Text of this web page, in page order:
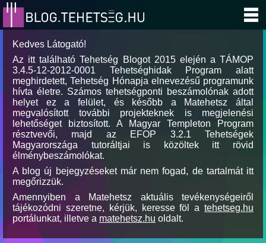
Kedves Látogató!
Az itt található Tehetség Blogot 2015 elején a TÁMOP
3.4.5-12-2012-0001 Tehetséghidak Program alatt
meghirdetett, Tehetség Hónapja elnevezésű programunk
hívta életre. Számos tehetségponti beszámolónak adott
helyet ez a felület, és később a Matehetsz által
megvalósított további projekteknek is megjelenési
lehetőséget biztosított. A Magyar Templeton Program
résztvevői, majd az EFOP 3.2.1 Tehetségek
Magyarországa tutoráltjai is közöltek itt rövid
élménybeszámolókat.
A blog új bejegyzéseket már nem fogad, de tartalmát itt
megőrizzük.
Amennyiben a Matehetsz aktuális tevékenységeiről
tájékozódni szeretne, kérjük, keresse föl a tehetseg.hu
portálunkat, illetve a matehetsz.hu oldalt.